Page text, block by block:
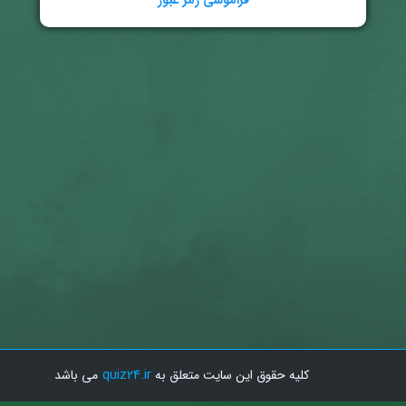
کلیه حقوق این سایت متعلق بهquiz24.ir می باشد